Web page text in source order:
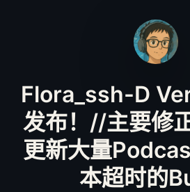
Flora_ssh-D
发布！//主要修
更新大量
本超时的